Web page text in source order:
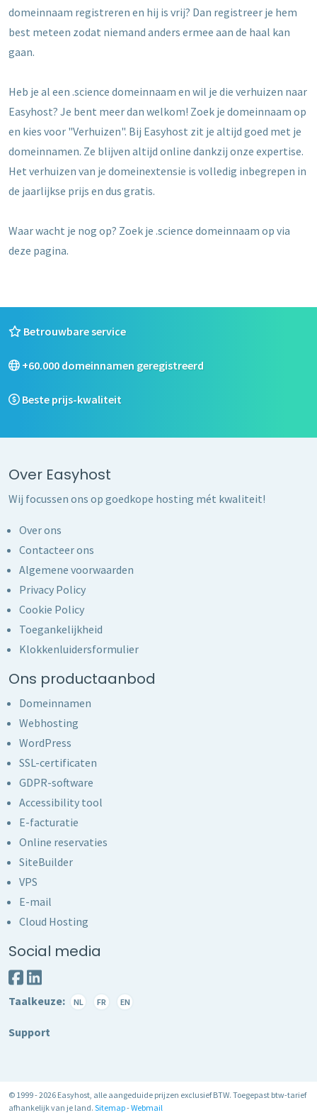
domeinnaam registreren en hij is vrij? Dan registreer je hem
best meteen zodat niemand anders ermee aan de haal kan
gaan.
Heb je al een .science domeinnaam en wil je die verhuizen naar
Easyhost? Je bent meer dan welkom! Zoek je domeinnaam op
en kies voor "Verhuizen". Bij Easyhost zit je altijd goed met je
domeinnamen. Ze blijven altijd online dankzij onze expertise.
Het verhuizen van je domeinextensie is volledig inbegrepen in
de jaarlijkse prijs en dus gratis.
Waar wacht je nog op? Zoek je .science domeinnaam op via
deze pagina.
Betrouwbare service
+60.000 domeinnamen geregistreerd
Beste prijs-kwaliteit
Over Easyhost
Wij focussen ons op goedkope hosting mét kwaliteit!
Over ons
Contacteer ons
Algemene voorwaarden
Privacy Policy
Cookie Policy
Toegankelijkheid
Klokkenluidersformulier
Ons productaanbod
Domeinnamen
Webhosting
WordPress
SSL-certificaten
GDPR-software
Accessibility tool
E-facturatie
Online reservaties
SiteBuilder
VPS
E-mail
Cloud Hosting
Social media
Taalkeuze: NL FR EN
Support
© 1999 - 2026 Easyhost, alle aangeduide prijzen exclusief BTW. Toegepast btw-tarief
afhankelijk van je land. Sitemap-Webmail